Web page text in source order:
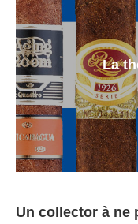
La
Un collector à ne